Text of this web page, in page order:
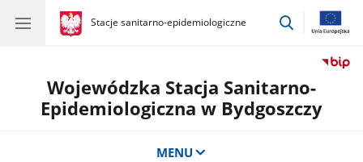
gov.pl
Stacje sanitarno-epidemiologiczne
gov.pl
Stacje
przejdź
Wojewódzka Stacja Sanitarno-
Epidemiologiczna w Bydgoszczy
MENU